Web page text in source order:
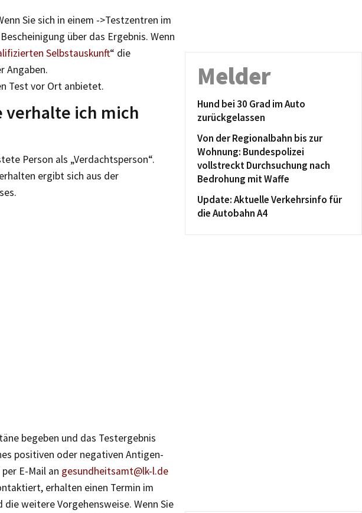
Sie sich in einem ->Testzentren im
über das Ergebnis. Wenn
Selbstauskunft“ die
Angaben.
Test vor Ort anbietet.
verhalte ich mich
Person als „Verdachtsperson“.
ergibt sich aus der
begeben und das Testergebnis
positiven oder negativen Antigen-
E-Mail an gesundheitsamt@lk-l.de
erhalten einen Termin im
weitere Vorgehensweise. Wenn Sie
Melder
Hund bei 30 Grad im Auto
zurückgelassen
Von der Regionalbahn bis zur
Wohnung: Bundespolizei
vollstreckt Durchsuchung nach
Bedrohung mit Waffe
Update: Aktuelle Verkehrsinfo für
die Autobahn A4